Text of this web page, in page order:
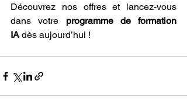
Découvrez nos offres et lancez-vous
dans votre programme de formation
IA dès aujourd’hui !